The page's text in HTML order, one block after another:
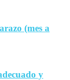
(mes a
y